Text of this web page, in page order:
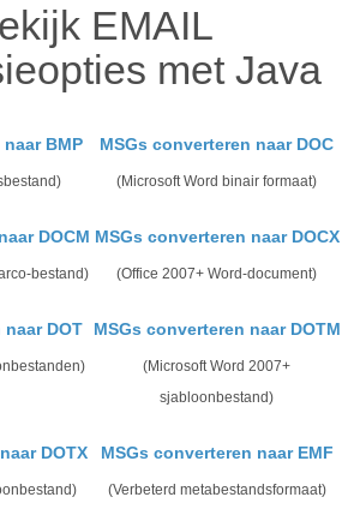
EMAIL
met Java
BMP MSGs converteren naar DOC
(Microsoft Word binair formaat)
DOCM
bestand)
MSGs converteren naar DOCX
(Office 2007+ Word-document)
DOT MSGs converteren naar DOTM
(Microsoft Word 2007+
sjabloonbestand)
DOTX MSGs converteren naar EMF
(Verbeterd metabestandsformaat)